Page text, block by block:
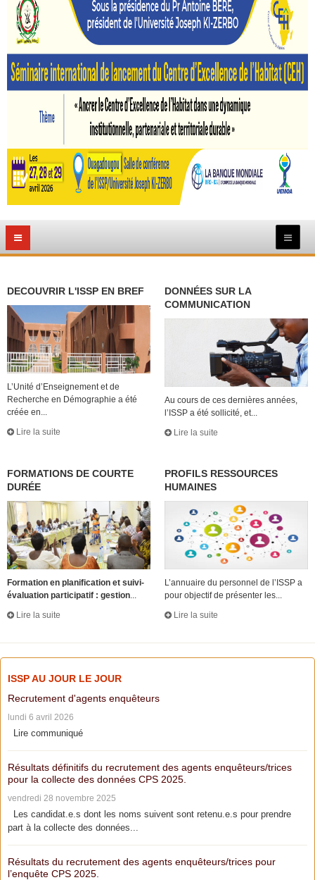
DECOUVRIR L'ISSP EN BREF
L’Unité d’Enseignement et de
Recherche en Démographie a été
créée en...
Lire la suite
DONNÉES SUR LA
COMMUNICATION
Au cours de ces dernières années,
l’ISSP a été sollicité, et...
Lire la suite
FORMATIONS DE COURTE
DURÉE
Formation en planification et suivi-
évaluation participatif : gestion...
Lire la suite
PROFILS RESSOURCES
HUMAINES
L’annuaire du personnel de l’ISSP a
pour objectif de présenter les...
Lire la suite
ISSP AU JOUR LE JOUR
Recrutement d'agents enquêteurs
lundi 6 avril 2026
Lire communiqué
Résultats définitifs du recrutement des agents enquêteurs/trices
pour la collecte des données CPS 2025.
vendredi 28 novembre 2025
Les candidat.e.s dont les noms suivent sont retenu.e.s pour prendre
part à la collecte des données...
Résultats du recrutement des agents enquêteurs/trices pour
l’enquête CPS 2025.